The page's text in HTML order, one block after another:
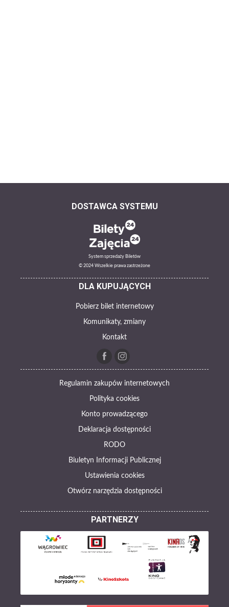
DOSTAWCA SYSTEMU
System sprzedaży Biletów
© 2024 Wszelkie prawa zastrzeżone
DLA KUPUJĄCYCH
Pobierz bilet internetowy
Komunikaty, zmiany
Kontakt
Regulamin zakupów internetowych
Polityka cookies
Konto prowadzącego
Deklaracja dostępności
RODO
Biuletyn Informacji Publicznej
Ustawienia cookies
Otwórz narzędzia dostępności
PARTNERZY